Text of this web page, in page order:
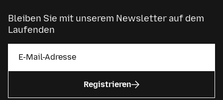
Bleiben Sie mit unserem Newsletter auf dem
Laufenden
Registrieren